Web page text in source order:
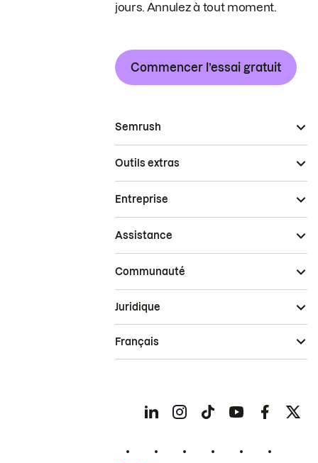
jours. Annulez à tout moment.
Commencer l’essai gratuit
Semrush
Outils extras
Entreprise
Assistance
Communauté
Juridique
Français